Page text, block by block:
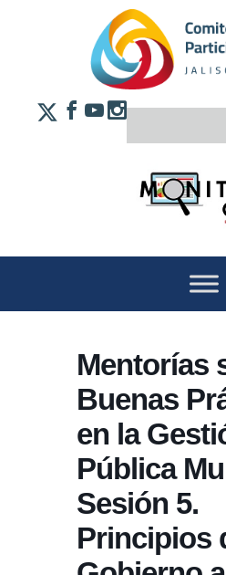
Mentorías
Buenas
en la
Pública
Sesión 5.
Principios